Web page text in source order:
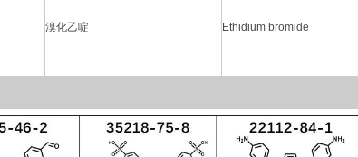
溴化乙啶 Ethidium bromide